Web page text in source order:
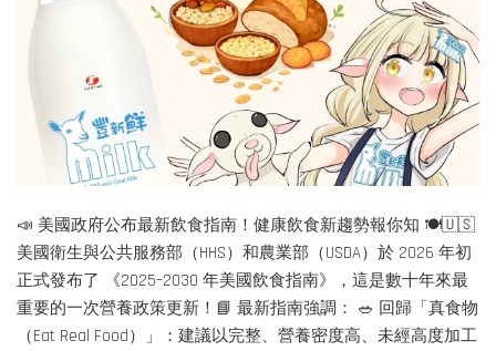
📣 美國政府公布最新飲食指南！健康飲食新趨勢報你知 🍽️🇺🇸
美國衛生與公共服務部（HHS）和農業部（USDA）於 2026 年初
正式發布了 《2025–2030 年美國飲食指南》，這是數十年來最
重要的一次營養政策更新！📘 最新指南強調： 🥗 回歸「真食物
（Eat Real Food）」：建議以完整、營養密度高、未經高度加工